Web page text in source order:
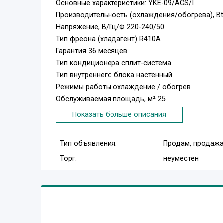
Основные характеристики: YKE-09/ACS/I
Производительность (охлаждения/обогрева),
Напряжение, В/Гц/Ф 220-240/50
Тип фреона (хладагент) R410A
Гарантия 36 месяцев
Тип кондиционера сплит-система
Тип внутреннего блока настенный
Режимы работы охлаждение / обогрев
Обслуживаемая площадь, м² 25
Сила тока (охлаждение/обогрев), А 3, 95/3, 95
Потребляемая мощность при охлаждении, Вт 825
Рабочий диапазон температур при охлаждении,
Рабочий диапазон температур при обогреве, °C
Показать больше описания
Тип объявления:
Продам,
Торг:
неуместен